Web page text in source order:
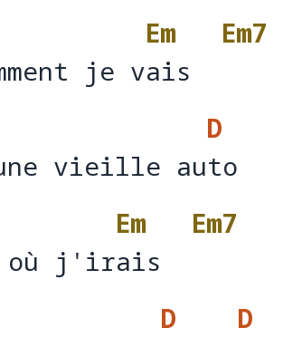
je v
Em
ais
Em7
je vais
vieille au
D
to
vieille auto
où j'ir
Em
ais
Em7
j'irais
D
D